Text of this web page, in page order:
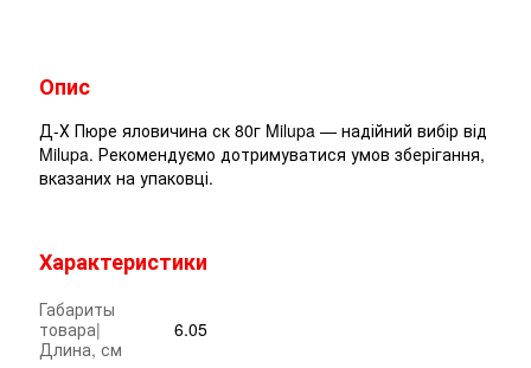
Опис
Д-Х Пюре яловичина ск 80г Milupa — надійний вибір від
Milupa. Рекомендуємо дотримуватися умов зберігання,
вказаних на упаковці.
Характеристики
Габариты
товара|
Длина, см
6.05